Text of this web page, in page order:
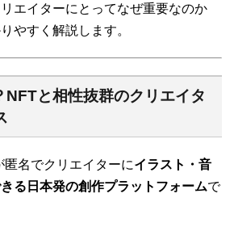
エイターにとってなぜ重要なのか
やすく解説します。
と相性抜群のクリエイタ
名でクリエイターにイラスト・音
る日本発の創作プラットフォームで